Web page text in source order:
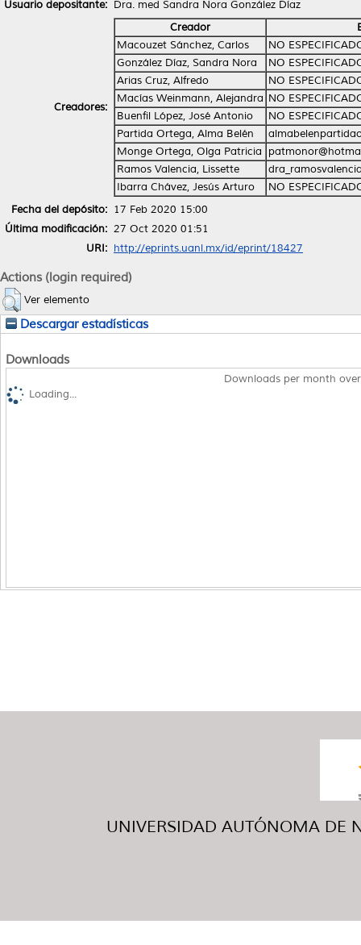
Usuario depositante: Dra. med Sandra Nora González Díaz
Creadores:
Creador
Macouzet Sánchez, Carlos
NO
González Díaz, Sandra Nora
NO
Arias Cruz, Alfredo
NO
Macías Weinmann, Alejandra NO
Buenfil López, José Antonio
NO
Partida Ortega, Alma Belén
Monge Ortega, Olga Patricia
Ramos Valencia, Lissette
Ibarra Chávez, Jesús Arturo
NO
Fecha del depósito: 17 Feb 2020 15:00
Última modificación: 27 Oct 2020 01:51
URI: http://eprints.uanl.mx/id/eprint/18427
Actions (login required)
Ver elemento
Descargar estadísticas
Downloads
Downloads per month
Loading...
UNIVERSIDAD AUTÓNOMA DE